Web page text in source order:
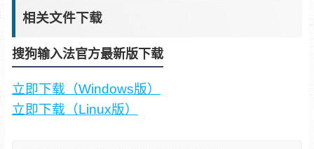
相关文件下载
搜狗输入法官方最新版下载
立即下载（Windows版）
立即下载（Linux版）